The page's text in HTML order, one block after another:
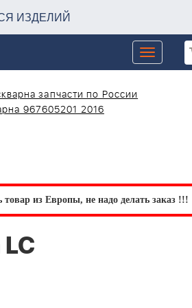
ИЗДЕЛИЙ
Toggle
navigation
запчасти по России
967605201 2016
из Европы, не надо делать заказ !!!